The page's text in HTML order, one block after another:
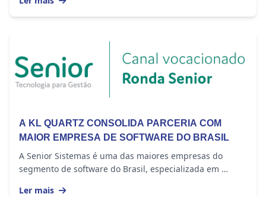
A KL QUARTZ CONSOLIDA PARCERIA COM
MAIOR EMPRESA DE SOFTWARE DO BRASIL
A Senior Sistemas é uma das maiores empresas do
segmento de software do Brasil, especializada em
Ler mais